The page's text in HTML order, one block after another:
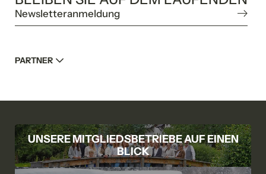
Newsletteranmeldung
PARTNER
UNSERE MITGLIEDSBETRIEBE AUF EINEN
BLICK